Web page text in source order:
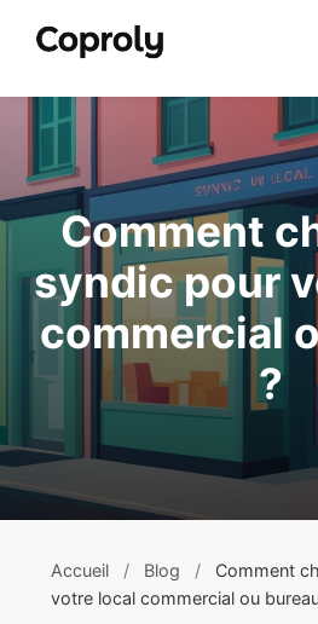
Comment
syndic pour
commercial
?
Accueil / Blog /
Comment
votre local commercial ou